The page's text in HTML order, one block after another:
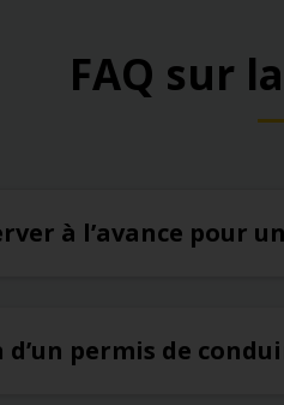
FAQ sur
à l’avance pour
d’un permis de